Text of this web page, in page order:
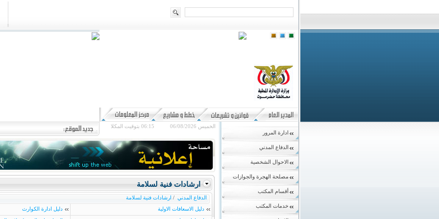
الخميس 06/08/2026 06:15 بتوقيت المكلا
ادارة المرور
الدفاع المدني
الاحوال الشخصية
مصلحة الهجرة والجوازات
أقسام المكتب
خدمات المكتب
ارشادات فنية لسلامة
الدفاع المدني / ارشادات فنية لسلامة
دليل الاسعافات الاولية
دليل ادارة الكوارث